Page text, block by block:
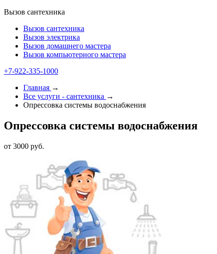
Вызов сантехника
Вызов сантехника
Вызов электрика
Вызов домашнего мастера
Вызов компьютерного мастера
+7-922-335-1000
Главная →
Все услуги - cантехника →
Опрессовка системы водоснабжения
Опрессовка системы водоснабжения
от 3000 руб.